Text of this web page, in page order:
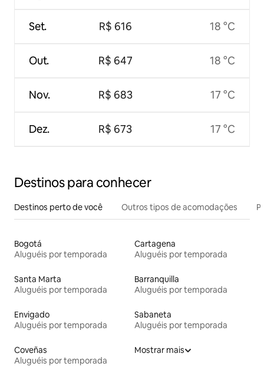
Set.
Out.
Nov.
Dez.
R$ 616
R$ 647
R$ 683
R$ 673
18 °C
18 °C
17 °C
17 °C
Destinos para conhecer
Destinos perto de você Outros tipos de acomodações
Bogotá
Aluguéis por temporada
Cartagena
Aluguéis por temporada
Santa Marta
Aluguéis por temporada
Barranquilla
Aluguéis por temporada
Envigado
Aluguéis por temporada
Sabaneta
Aluguéis por temporada
Coveñas
Aluguéis por temporada
Mostrar mais